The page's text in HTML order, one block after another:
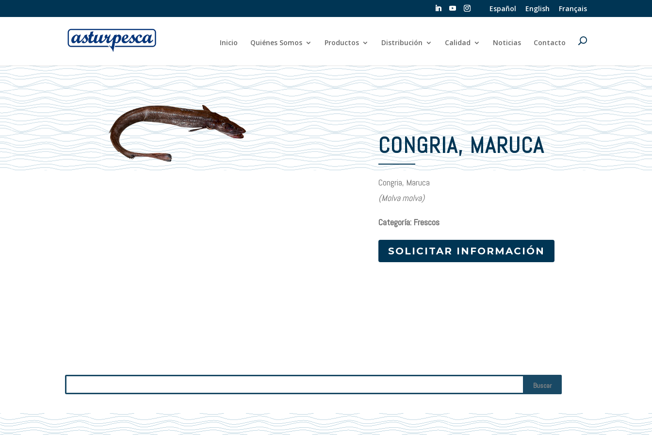
Español English Français
Inicio Quiénes Somos Productos Distribución Calidad Noticias Contacto
CONGRIA, MARUCA
Congria, Maruca
(Molva molva)
Categoría: Frescos
SOLICITAR INFORMACIÓN